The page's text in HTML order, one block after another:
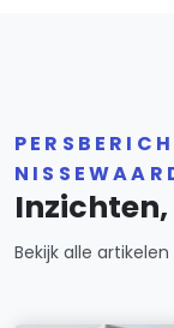
Bekijk alle artikelen